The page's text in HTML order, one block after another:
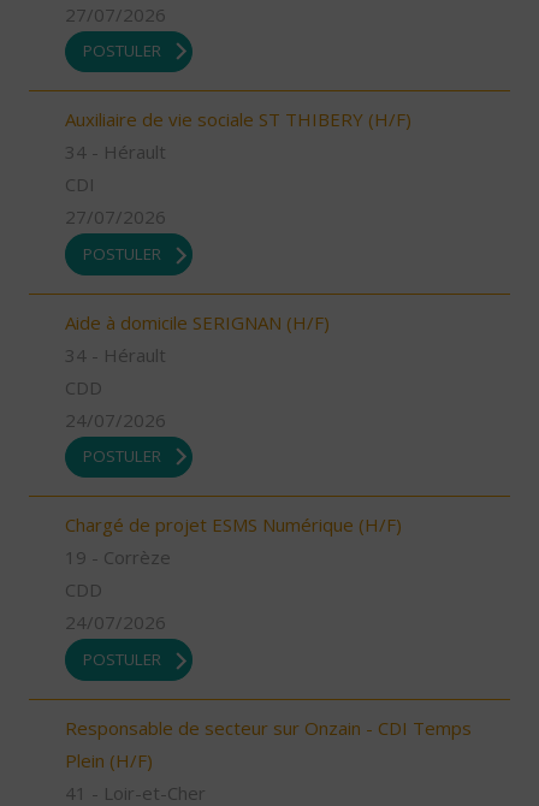
27/07/2026
POSTULER
Auxiliaire de vie sociale ST THIBERY (H/F)
34 - Hérault
CDI
27/07/2026
POSTULER
Aide à domicile SERIGNAN (H/F)
34 - Hérault
CDD
24/07/2026
POSTULER
Chargé de projet ESMS Numérique (H/F)
19 - Corrèze
CDD
24/07/2026
POSTULER
Responsable de secteur sur Onzain - CDI Temps
Plein (H/F)
41 - Loir-et-Cher